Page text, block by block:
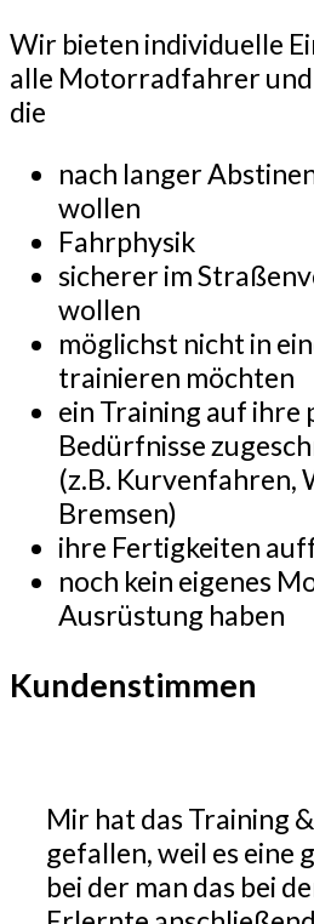
Wir bieten individuelle
alle Motorradfahrer
die
nach langer
wollen
Fahrphysik
sicherer im
wollen
möglichst nicht in
trainieren möchten
ein Training auf ihre
Bedürfnisse
(z.B. Kurvenfahren,
Bremsen)
ihre Fertigkeiten
noch kein eigenes
Ausrüstung haben
Kundenstimmen
Mir hat das Training
gefallen, weil es eine
bei der man das bei